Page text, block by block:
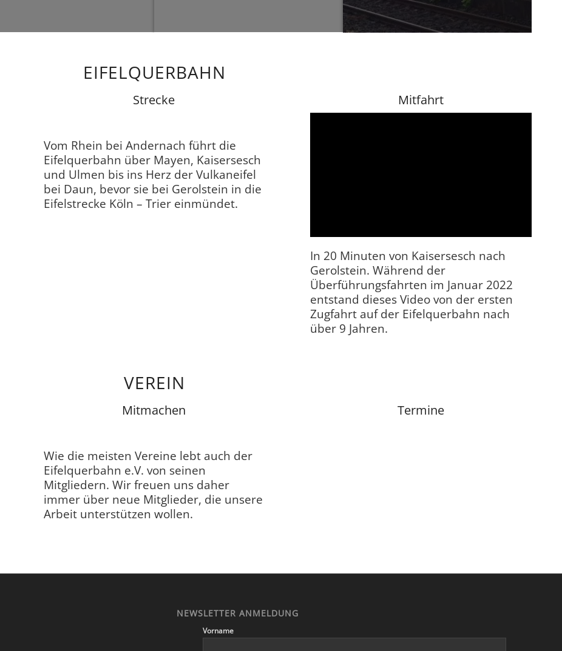
EIFELQUERBAHN
Strecke
Vom Rhein bei Andernach führt die
Eifelquerbahn über Mayen, Kaisersesch
und Ulmen bis ins Herz der Vulkaneifel
bei Daun, bevor sie bei Gerolstein in die
Eifelstrecke Köln – Trier einmündet.
Mitfahrt
In 20 Minuten von Kaisersesch nach
Gerolstein. Während der
Überführungsfahrten im Januar 2022
entstand dieses Video von der ersten
Zugfahrt auf der Eifelquerbahn nach
über 9 Jahren.
VEREIN
Mitmachen
Wie die meisten Vereine lebt auch der
Eifelquerbahn e.V. von seinen
Mitgliedern. Wir freuen uns daher
immer über neue Mitglieder, die unsere
Arbeit unterstützen wollen.
Termine
NEWSLETTER ANMELDUNG
Vorname